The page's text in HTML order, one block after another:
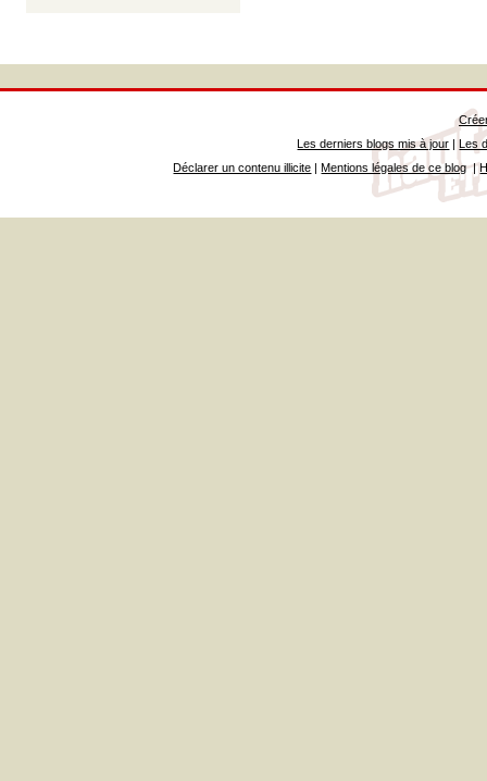
Les derniers blogs mis à jour |Les
Déclarer un contenu illicite |Mentions légales de ce blog|